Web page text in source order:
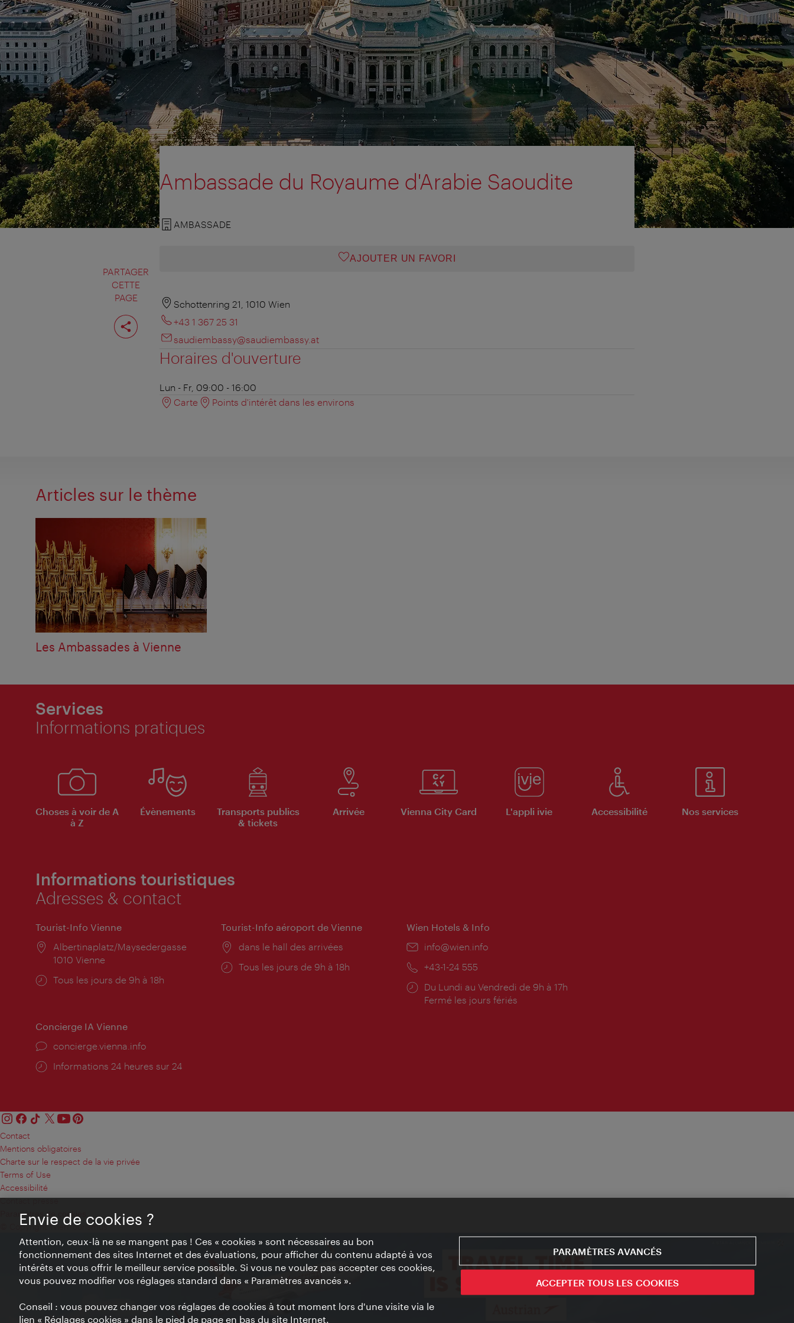
PARTAGER
CETTE
PAGE
Partager
cette
page
Ambassade du Royaume d'Arabie Saoudite
AMBASSADE
AJOUTER UN FAVORI
Schottenring 21, 1010 Wien
+43 1 367 25 31
saudiembassy@saudiembassy.at
Horaires d'ouverture
Lun - Fr, 09:00 - 16:00
Carte
Points d'intérêt dans les environs
Articles sur le thème
Les Ambassades à Vienne
Services
Informations pratiques
Choses à voir de A
à Z
Évènements
Transports publics
& tickets
Arrivée Vienna City Card L'appli ivie Accessibilité Nos services
Informations touristiques
Adresses & contact
Tourist-Info Vienne
Lieu:
Albertinaplatz/Maysedergasse
1010 Vienne
Horaires
Tous les jours de 9h à 18h
Tourist-Info aéroport de Vienne
Lieu:
dans le hall des arrivées
Horaires
Tous les jours de 9h à 18h
Wien Hotels & Info
E-
info@wien.info
Téléphone:
+43-1-24 555
Horaires
d'ouverture:
Du Lundi au Vendredi de 9h à 17h
Fermé les jours fériés
Concierge IA Vienne
Ort:
concierge.vienna.info
Öffnungszeiten:
Informations 24 heures sur 24
Contact
Mentions obligatoires
Charte sur le respect de la vie privée
Terms of Use
Accessibilité
Contact presse
Paramètres de cookies
© Copyright WienTourismus
Envie de cookies ?
Attention, ceux-là ne se mangent pas ! Ces « cookies » sont nécessaires au bon
fonctionnement des sites Internet et des évaluations, pour afficher du contenu adapté à vos
intérêts et vous offrir le meilleur service possible. Si vous ne voulez pas accepter ces cookies,
vous pouvez modifier vos réglages standard dans « Paramètres avancés ».
Conseil : vous pouvez changer vos réglages de cookies à tout moment lors d'une visite via le
lien « Réglages cookies » dans le pied de page en bas du site Internet.
PARAMÈTRES AVANCÉS
ACCEPTER TOUS LES COOKIES